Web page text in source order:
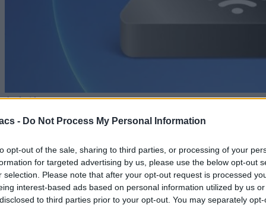
- Do Not Process My Personal Information
opt-out of the sale, sharing to third parties, or processing of your
for targeted advertising by us, please use the below opt-out
selection. Please note that after your opt-out request is processed
interest-based ads based on personal information utilized by us
to third parties prior to your opt-out. You may separately
Android
Η εφαρμογή για Wi-Fi που πρέπει να έχουμε στο
07/08/2026